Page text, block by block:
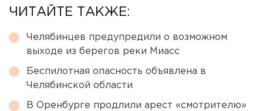
ЧИТАЙТЕ ТАКЖЕ:
Челябинцев предупредили о возможном
выходе из берегов реки Миасс
Беспилотная опасность объявлена в
Челябинской области
В Оренбурге продлили арест «смотрителю»